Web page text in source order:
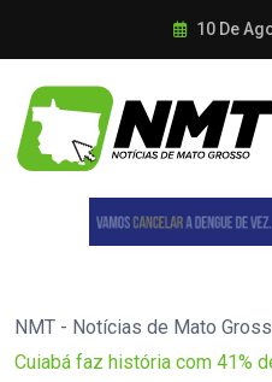
10 De
NMT - Notícias de Mato
Cuiabá faz história com 41%